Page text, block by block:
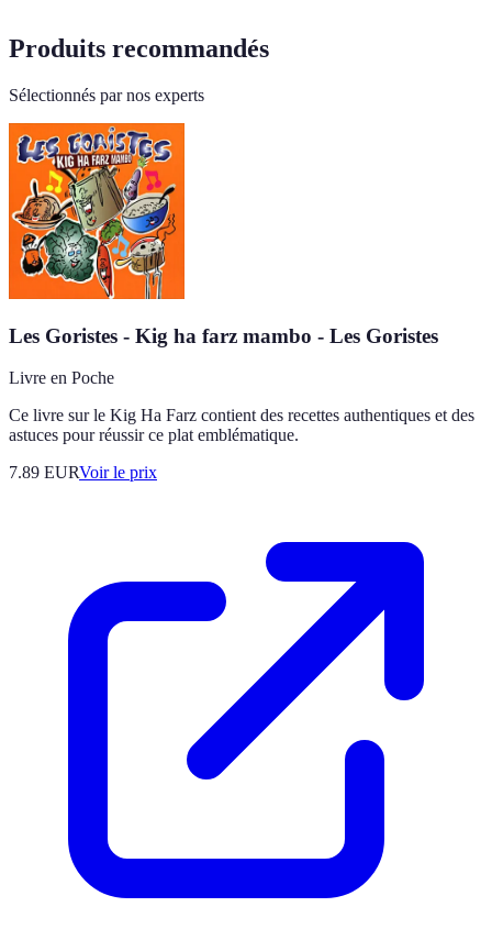
Produits recommandés
Sélectionnés par nos experts
Les Goristes - Kig ha farz mambo - Les Goristes
Livre en Poche
Ce livre sur le Kig Ha Farz contient des recettes authentiques et des
astuces pour réussir ce plat emblématique.
7.89 EURVoir le prix